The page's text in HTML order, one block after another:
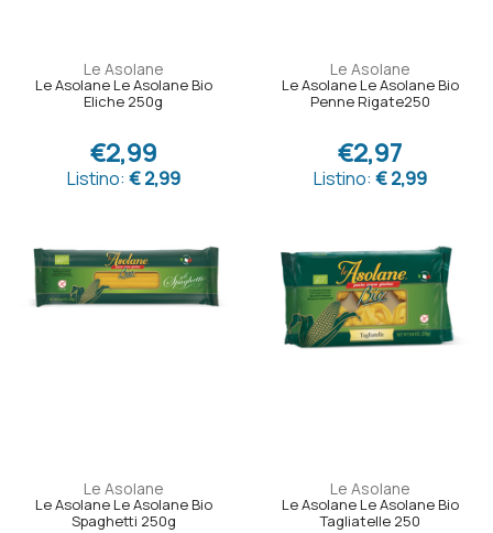
Le Asolane
Le Asolane Le Asolane Bio
Eliche 250g
€2,99
Listino: € 2,99
Le Asolane
Le Asolane Le Asolane Bio
Penne Rigate250
€2,97
Listino: € 2,99
Le Asolane
Le Asolane Le Asolane Bio
Spaghetti 250g
Le Asolane
Le Asolane Le Asolane Bio
Tagliatelle 250